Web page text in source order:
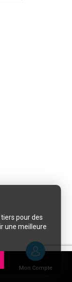
Mon Compte
pour des
une meilleure